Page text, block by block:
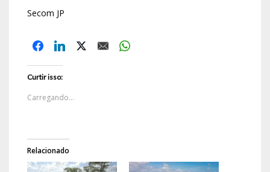
Secom JP
Curtir isso:
Carregando...
Relacionado